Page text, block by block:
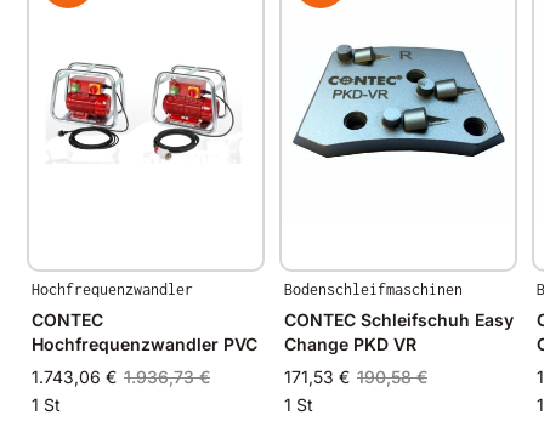
Hochfrequenzwandler
CONTEC
Hochfrequenzwandler PVC
1.743,06 € 1.936,73 €
1 St
Bodenschleifmaschinen
CONTEC Schleifschuh Easy
Change PKD VR
171,53 € 190,58 €
1 St